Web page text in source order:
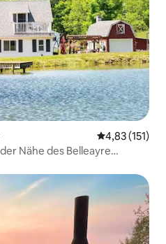
4,83 (151)
Nähe des Belleayre